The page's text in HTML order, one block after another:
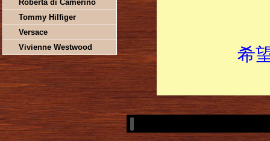
Roberta di Camerino
Tommy Hilfiger
Versace
Vivienne Westwood
希